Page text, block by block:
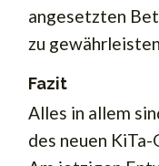
angesetzten
zu
Fazit
Alles in allem
des neuen